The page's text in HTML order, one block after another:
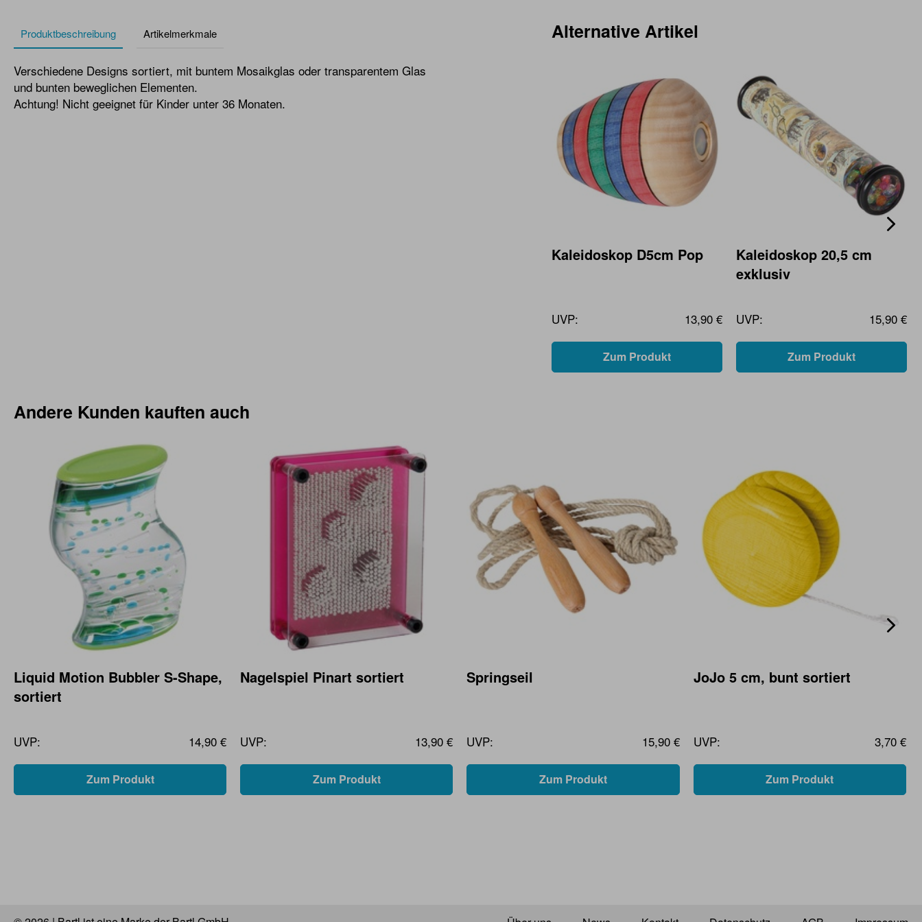
Produktbeschreibung Artikelmerkmale
Verschiedene Designs sortiert, mit buntem Mosaikglas oder transparentem Glas
und bunten beweglichen Elementen.
Achtung! Nicht geeignet für Kinder unter 36 Monaten.
Alternative Artikel
Kaleidoskop D5cm Pop
UVP: 13,90 €
Zum Produkt
Kaleidoskop 20,5 cm
exklusiv
UVP: 15,90 €
Zum Produkt
Andere Kunden kauften auch
Liquid Motion Bubbler S-Shape,
sortiert
UVP: 14,90 €
Zum Produkt
Nagelspiel Pinart sortiert
UVP: 13,90 €
Zum Produkt
Springseil
UVP: 15,90 €
Zum Produkt
JoJo 5 cm, bunt sortiert
UVP: 3,70 €
Zum Produkt